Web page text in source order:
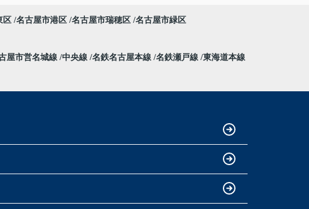
区 名古屋市港区 名古屋市瑞穂区 名古屋市緑区
屋市営名城線 中央線 名鉄名古屋本線 名鉄瀬戸線 東海道本線